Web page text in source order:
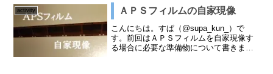
35-105mm F/2....
activity ＡＰＳフィルムの自家現像
こんにちは。すぱ（@supa_kun_）で
す。前回はＡＰＳフィルムを自家現像す
る場合に必要な準備物について書きまし